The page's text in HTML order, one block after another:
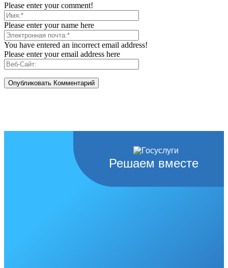
Please enter your comment!
Please enter your name here
You have entered an incorrect email address!
Please enter your email address here
Решаем вместе